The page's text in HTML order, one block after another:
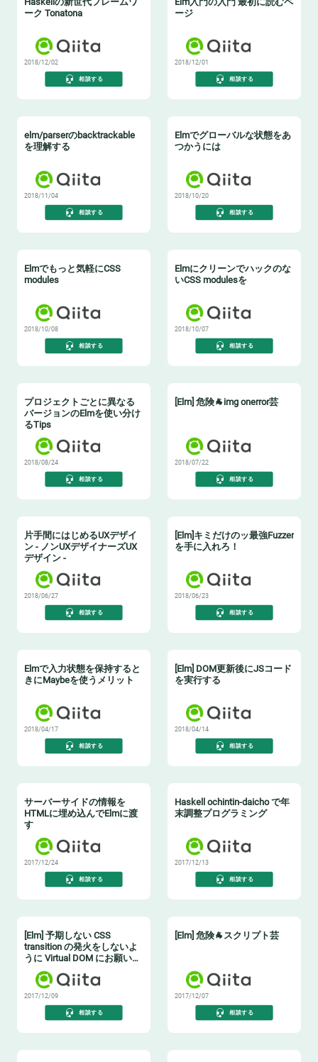
ーク Tonatona
2018/12/02
相談する
ージ
2018/12/01
相談する
elm/parserのbacktrackable
を理解する
2018/11/04
相談する
Elmでグローバルな状態をあ
つかうには
2018/10/20
相談する
Elmでもっと気軽にCSS
modules
2018/10/08
相談する
Elmにクリーンでハックのな
いCSS modulesを
2018/10/07
相談する
プロジェクトごとに異なる
バージョンのElmを使い分け
るTips
2018/08/24
相談する
[Elm] 危険🐐img onerror芸
2018/07/22
相談する
片手間にはじめるUXデザイ
ン - ノンUXデザイナーズUX
デザイン -
2018/06/27
相談する
[Elm]キミだけのッ最強Fuzzer
を手に入れろ！
2018/06/23
相談する
Elmで入力状態を保持すると
きにMaybeを使うメリット
2018/04/17
相談する
[Elm] DOM更新後にJSコード
を実行する
2018/04/14
相談する
サーバーサイドの情報を
HTMLに埋め込んでElmに渡
す
2017/12/24
相談する
Haskell ochintin-daicho で年
末調整プログラミング
2017/12/13
相談する
[Elm] 予期しない CSS
transition の発火をしないよ
うに Virtual DOM にお願いす
る方法
2017/12/09
相談する
[Elm] 危険🐐スクリプト芸
2017/12/07
相談する